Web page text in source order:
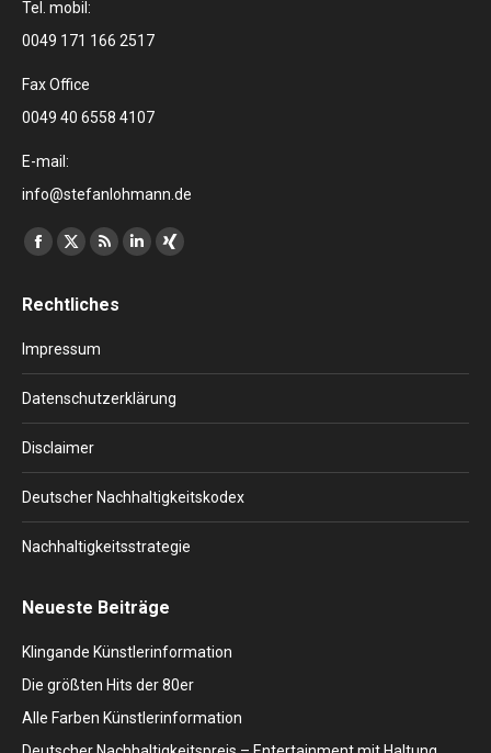
Tel. mobil:
0049 171 166 2517
Fax Office
0049 40 6558 4107
E-mail:
info@stefanlohmann.de
Finden Sie uns auf:
Facebook
opens
new
window
X
opens
new
window
RSS
opens
new
window
Linkedin
new
window
XING
new
window
Rechtliches
Impressum
Datenschutzerklärung
Disclaimer
Deutscher Nachhaltigkeitskodex
Nachhaltigkeitsstrategie
Neueste Beiträge
Klingande Künstlerinformation
Die größten Hits der 80er
Alle Farben Künstlerinformation